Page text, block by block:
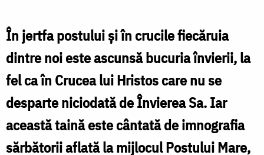
treia
din
Post:
purtarea
crucii
În jertfa postului și în crucile fiecăruia
dintre noi este ascunsă bucuria învierii, la
fel ca în Crucea lui Hristos care nu se
desparte niciodată de Învierea Sa. Iar
această taină este cântată de imnografia
sărbătorii aflată la mijlocul Postului Mare,